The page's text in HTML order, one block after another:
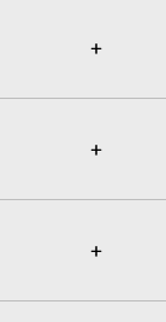
＋
＋
＋
＋
＋
＋